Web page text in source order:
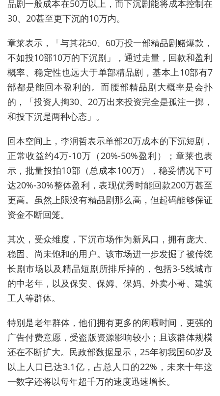
品剧一般成本在50万以上，而下沉剧能将成本控制在
30、20甚至更下沉的10万内。
章莱表示，「与其花50、60万投一部精品剧赌爆款，
不如投10部10万的下沉剧」，通过走量，回款和盈利
概率、稳定性也远大于单部精品剧，基本上10部有7
部都是能回本盈利的。而腰部精品剧大概率是会扑
的，「投资人掏30、20万出来投资完全是孤注一掷，
和投下沉是两种心态」。
回本空间上，李润哲表示单部20万成本的下沉短剧，
正常收益约4万-10万（20%-50%盈利）；章莱也表
示，批量投拍10部（总成本100万），稳妥情况下可
达20%-30%整体盈利，表现优秀时能回款200万甚至
更高。虽然上限没有精品剧那么高，但起码能够保证
资金不断回笼。
其次，受众维度，下沉市场作为新风口，拥有庞大、
稳固、尚未饱和的用户。该市场进一步发掘了被传统
长剧市场以及精品短剧所排斥掉的，包括3-5线城市
的中老年，以及保安、保姆、保妈、外卖小哥、建筑
工人等群体。
特别是老年群体，他们拥有更多的闲暇时间，更强的
广告付费意愿，受盗版资源影响较小；且该群体规模
还在不断扩大。民政部数据显示，25年初我国60岁及
以上人口已达3.1亿，占总人口的22%，未来十年这
一数字还将以每年超千万的速度迅速增长。